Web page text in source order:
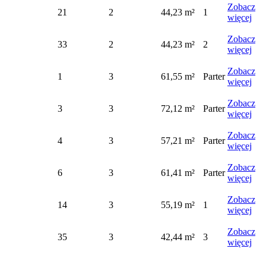
21 2 44,23 m² 1
Zobacz
więcej
33 2 44,23 m² 2
Zobacz
więcej
1 3 61,55 m² Parter
Zobacz
więcej
3 3 72,12 m² Parter
Zobacz
więcej
4 3 57,21 m² Parter
Zobacz
więcej
6 3 61,41 m² Parter
Zobacz
więcej
14 3 55,19 m² 1
Zobacz
więcej
35 3 42,44 m² 3
Zobacz
więcej